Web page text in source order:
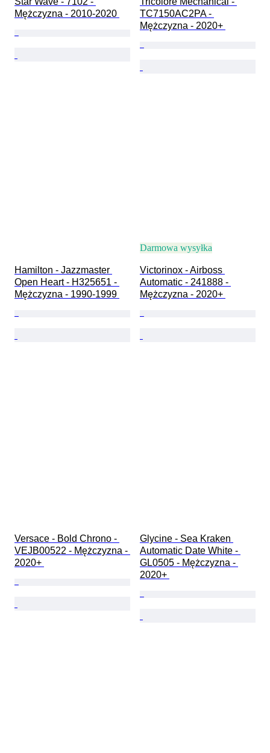
Mężczyzna - 2010-2020
TC7150AC2PA -
Mężczyzna - 2020+
Hamilton - Jazzmaster
Open Heart - H325651 -
Mężczyzna - 1990-1999
Darmowa wysyłka
Victorinox - Airboss
Automatic - 241888 -
Mężczyzna - 2020+
Versace - Bold Chrono -
VEJB00522 - Mężczyzna -
2020+
Glycine - Sea Kraken
Automatic Date White -
GL0505 - Mężczyzna -
2020+